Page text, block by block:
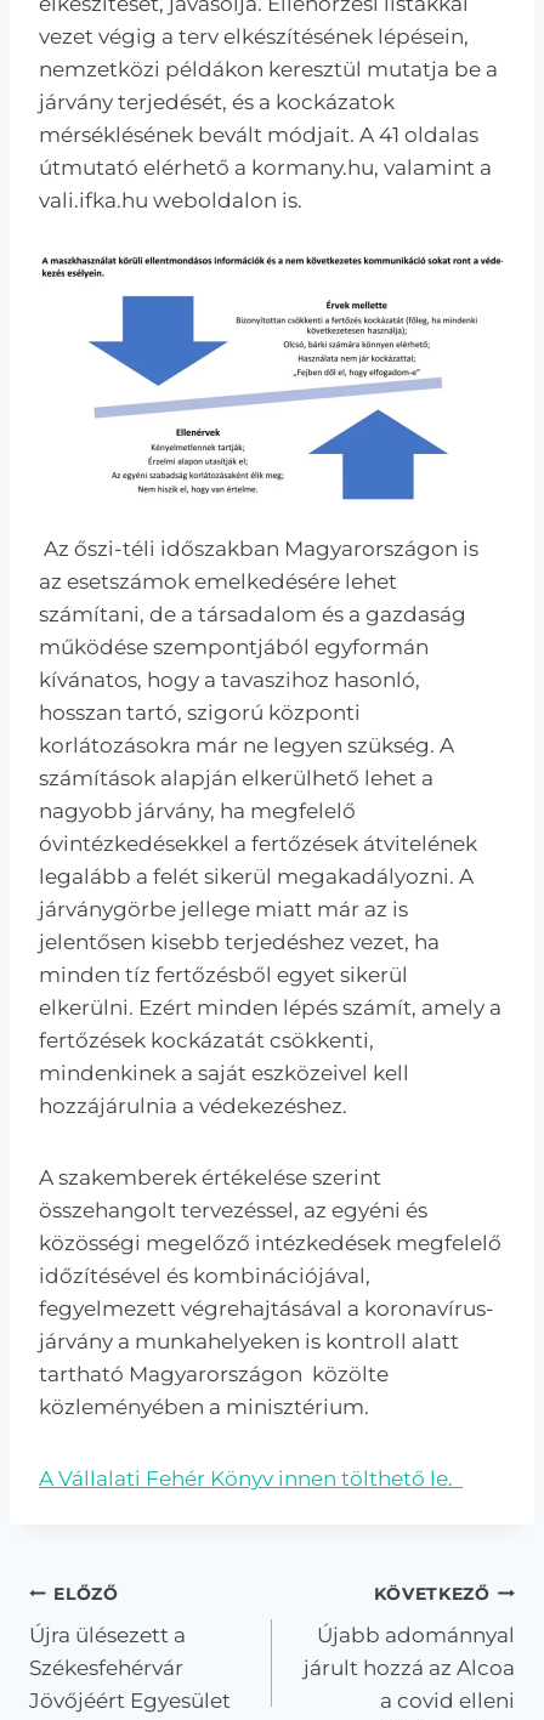
vezet végig a terv elkészítésének lépésein,
nemzetközi példákon keresztül mutatja be a
járvány terjedését, és a kockázatok
mérséklésének bevált módjait. A 41 oldalas
útmutató elérhető a kormany.hu, valamint a
vali.ifka.hu weboldalon is.
Az őszi-téli időszakban Magyarországon is
az esetszámok emelkedésére lehet
számítani, de a társadalom és a gazdaság
működése szempontjából egyformán
kívánatos, hogy a tavaszihoz hasonló,
hosszan tartó, szigorú központi
korlátozásokra már ne legyen szükség. A
számítások alapján elkerülhető lehet a
nagyobb járvány, ha megfelelő
óvintézkedésekkel a fertőzések átvitelének
legalább a felét sikerül megakadályozni. A
járványgörbe jellege miatt már az is
jelentősen kisebb terjedéshez vezet, ha
minden tíz fertőzésből egyet sikerül
elkerülni. Ezért minden lépés számít, amely a
fertőzések kockázatát csökkenti,
mindenkinek a saját eszközeivel kell
hozzájárulnia a védekezéshez.
A szakemberek értékelése szerint
összehangolt tervezéssel, az egyéni és
közösségi megelőző intézkedések megfelelő
időzítésével és kombinációjával,
fegyelmezett végrehajtásával a koronavírus-
járvány a munkahelyeken is kontroll alatt
tartható Magyarországon közölte
közleményében a minisztérium.
A Vállalati Fehér Könyv innen tölthető le.
Bejegyzés
navigáció
ELŐZŐ
Újra ülésezett a
Székesfehérvár
Jövőjéért Egyesület
KÖVETKEZŐ
Újabb adománnyal
járult hozzá az Alcoa
a covid elleni